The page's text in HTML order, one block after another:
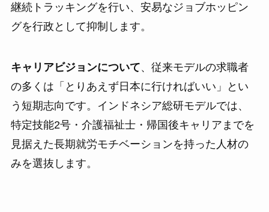
継続トラッキングを行い、安易なジョブホッピン
グを行政として抑制します。
キャリアビジョンについて、従来モデルの求職者
の多くは「とりあえず日本に行ければいい」とい
う短期志向です。インドネシア総研モデルでは、
特定技能2号・介護福祉士・帰国後キャリアまでを
見据えた長期就労モチベーションを持った人材の
みを選抜します。